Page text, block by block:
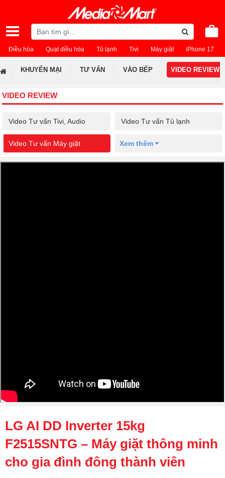
Điều hòa Quạt điều hòa Tủ lạnh Tivi Máy giặt iPhone 17
KHUYẾN MẠI TƯ VẤN VÀO BẾP VIDEO REVIEW
VIDEO REVIEW
Video Tư vấn Tivi, Audio Video Tư vấn Tủ lạnh
Video Tư vấn Máy giặt Xem thêm
LG AI DD Inverter 15kg
F2515SNTG – Máy giặt thông minh
cho gia đình đông thành viên